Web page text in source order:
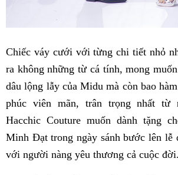
Chiếc váy cưới với từng chi tiết nhỏ
ra không những từ cá tính, mong
dâu lộng lẫy của Midu mà còn bao
phúc viên mãn, trân trọng nhất từ
Hacchic Couture muốn dành tặng
Minh Đạt trong ngày sánh bước lên lễ
với người nàng yêu thương cả cuộc đời.